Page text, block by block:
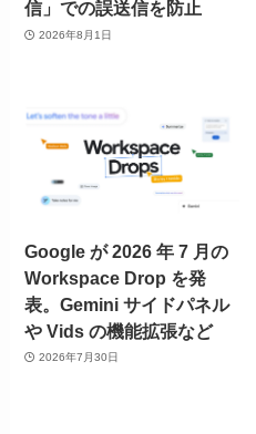
信」での誤送信を防止
2026年8月1日
Google が 2026 年 7 月の
Workspace Drop を発
表。Gemini サイドパネル
や Vids の機能拡張など
2026年7月30日